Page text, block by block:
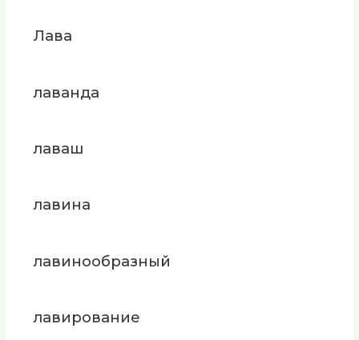
Лава
лаванда
лаваш
лавина
лавинообразный
лавирование